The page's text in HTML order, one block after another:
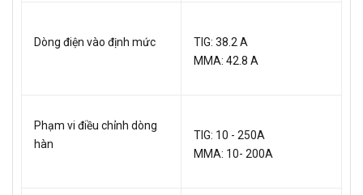
Dòng điện vào định mức
TIG: 38.2 A
MMA: 42.8 A
Phạm vi điều chỉnh dòng
hàn
TIG: 10 - 250A
MMA: 10- 200A